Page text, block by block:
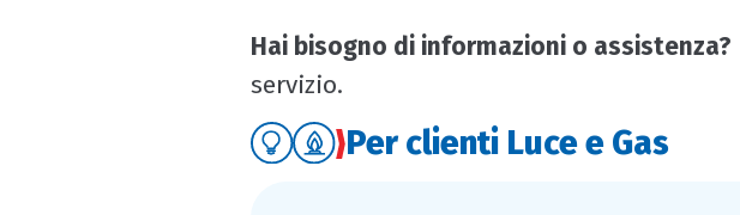
Hai bisogno di informazioni o assistenza?
servizio.
Per clienti Luce e Gas